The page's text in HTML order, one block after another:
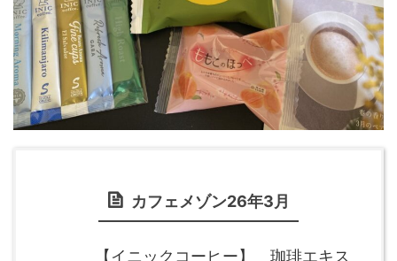
カフェメゾン26年3月
【イニックコーヒー】 珈琲エキス